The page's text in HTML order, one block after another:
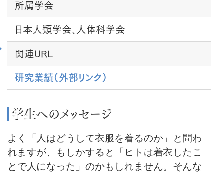
所属学会
日本人類学会、人体科学会
関連URL
研究業績（外部リンク）
学生へのメッセージ
よく「人はどうして衣服を着るのか」と問わ
れますが、もしかすると「ヒトは着衣したこ
とで人になった」のかもしれません。そんな